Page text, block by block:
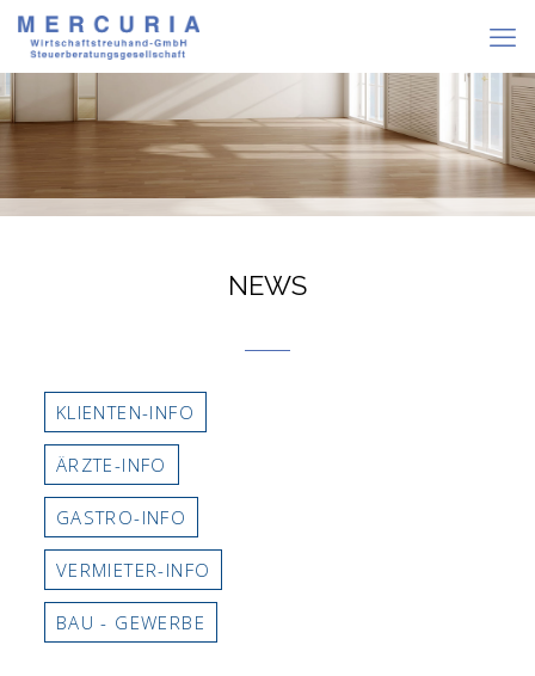
NEWS
KLIENTEN-INFO
ÄRZTE-INFO
GASTRO-INFO
VERMIETER-INFO
BAU - GEWERBE